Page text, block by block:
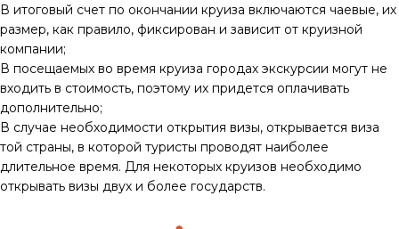
В итоговый счет по окончании круиза включаются чаевые, их
размер, как правило, фиксирован и зависит от круизной
компании;
В посещаемых во время круиза городах экскурсии могут не
входить в стоимость, поэтому их придется оплачивать
дополнительно;
В случае необходимости открытия визы, открывается виза
той страны, в которой туристы проводят наиболее
длительное время. Для некоторых круизов необходимо
открывать визы двух и более государств.